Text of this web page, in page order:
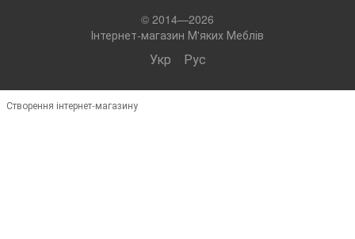
© 2014—2026
Інтернет-магазин М'яких Меблів
Укр Рус
Створення інтернет-магазину